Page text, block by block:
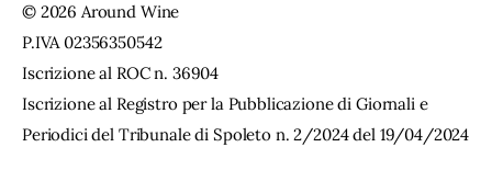
© 2026 Around Wine
P.IVA 02356350542
Iscrizione al ROC n. 36904
Iscrizione al Registro per la Pubblicazione di Giornali e
Periodici del Tribunale di Spoleto n. 2/2024 del 19/04/2024